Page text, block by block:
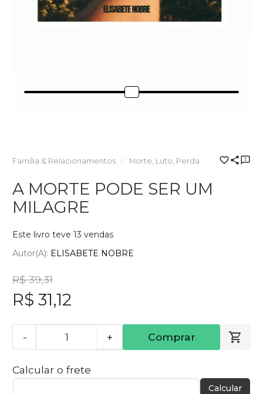
Família & Relacionamentos Morte, Luto, Perda
A MORTE PODE SER UM
MILAGRE
Este livro teve 13 vendas
Autor(a): ELISABETE NOBRE
R$ 39,31
R$ 31,12
- + Comprar
Calcular o frete
Calcular